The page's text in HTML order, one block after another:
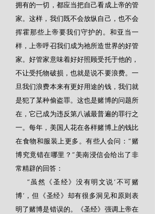
拥有的一切，都应当把自己看成上帝的管
家。这样，我们既不会放纵自己，也不会
挥霍那些上帝要我们守护的。和亚当一
样，上帝呼召我们成为祂所造世界的好管
家。好管家意味着好好照顾受托于他的，
不让受托物破损，也就是说不要浪费。一
旦我们浪费本来有更好用途的钱，我们就
是犯了某种偷盗罪。这也是赌博的问题所
在，它已成为违反第八诫最普遍的罪行之
一。每年，美国人花在各样赌博上的钱比
在食物和服装上更多。有些人会问：“赌
博究竟错在哪里？”美南浸信会给出了非
常精辟的回答：
博’，但《圣经》却有很多洞见和原则表
明了赌博是错误的。《圣经》强调上帝在